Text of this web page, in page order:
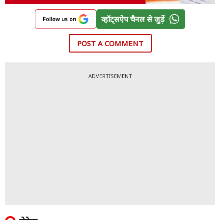
Follow us on व्हॉट्सऐप चैनल से जुड़ें
POST A COMMENT
ADVERTISEMENT